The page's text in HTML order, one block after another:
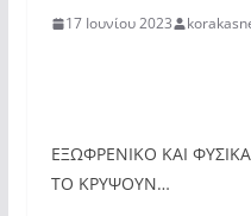
17 Ιουνίου 2023
EΞΩΦΡΕΝΙΚΟ ΚΑΙ
ΤΟ ΚΡΥΨΟΥΝ…